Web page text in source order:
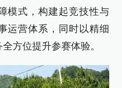
模式，构建起竞技性与
运营体系，同时以精细
方位提升参赛体验。